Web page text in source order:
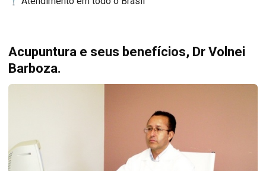
Acupuntura e seus benefícios, Dr Volnei
Barboza.